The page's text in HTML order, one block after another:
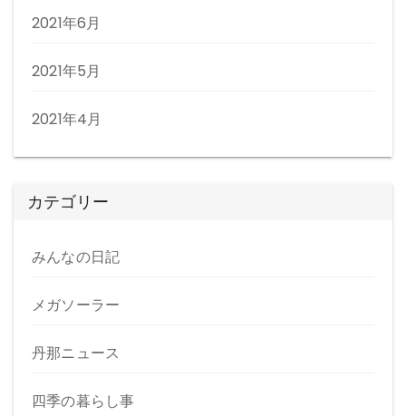
2021年6月
2021年5月
2021年4月
カテゴリー
みんなの日記
メガソーラー
丹那ニュース
四季の暮らし事